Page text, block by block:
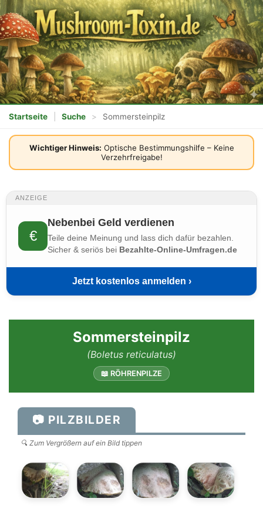
Startseite Suche > Sommersteinpilz
Wichtiger Hinweis: Optische Bestimmungshilfe – Keine
Verzehrfreigabe!
ANZEIGE
€
Nebenbei Geld verdienen
Teile deine Meinung und lass dich dafür bezahlen.
Sicher & seriös bei Bezahlte-Online-Umfragen.de
Jetzt kostenlos anmelden ›
Sommersteinpilz
(Boletus reticulatus)
📖 RÖHRENPILZE
📷 PILZBILDER
🔍 Zum Vergrößern auf ein Bild tippen